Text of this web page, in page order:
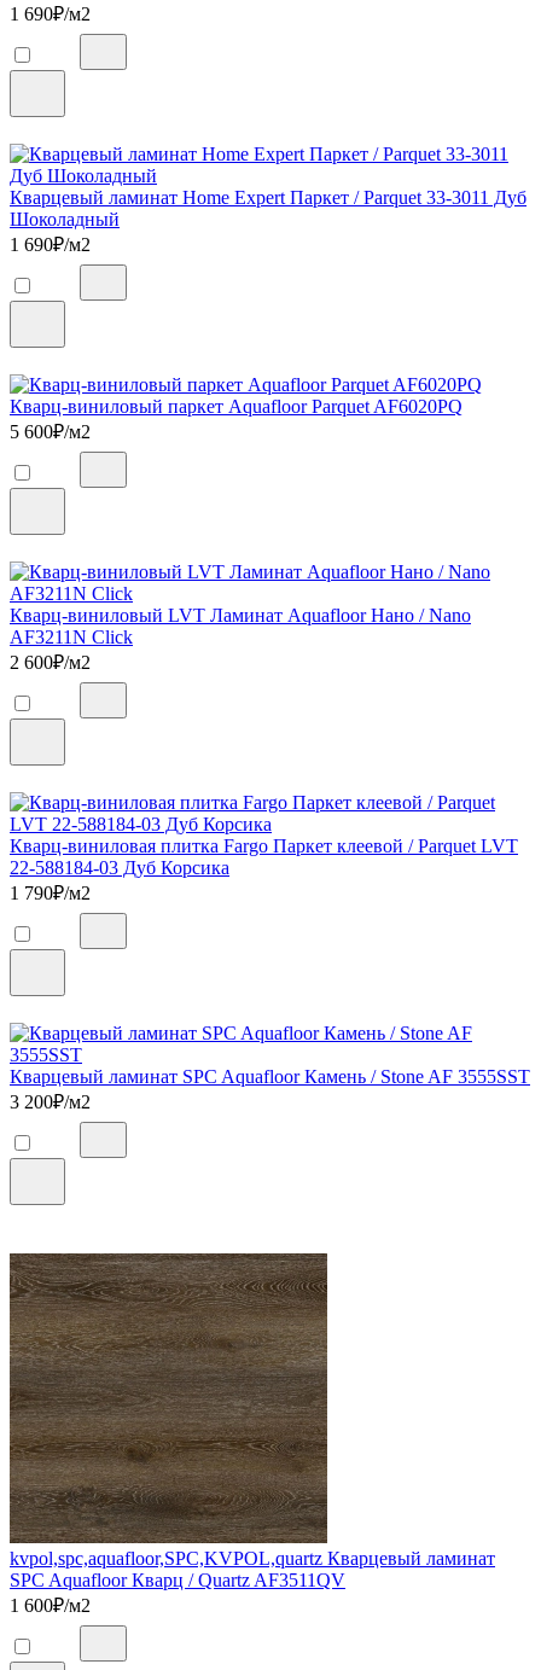
1 690₽/м2
Кварцевый ламинат Home Expert Паркет / Parquet 33-3011 Дуб
Шоколадный
1 690₽/м2
Кварц-виниловый паркет Aquafloor Parquet AF6020PQ
5 600₽/м2
Кварц-виниловый LVT Ламинат Aquafloor Нано / Nano
AF3211N Click
2 600₽/м2
Кварц-виниловая плитка Fargo Паркет клеевой / Parquet LVT
22-588184-03 Дуб Корсика
1 790₽/м2
Кварцевый ламинат SPC Aquafloor Камень / Stone AF 3555SST
3 200₽/м2
kvpol,spc,aquafloor,SPC,KVPOL,quartz Кварцевый ламинат
SPC Aquafloor Кварц / Quartz AF3511QV
1 600₽/м2